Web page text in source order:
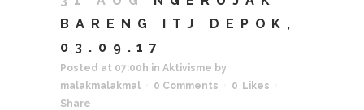
BARENG ITJ DEPOK,
03.09.17
Posted at 07:00h in Aktivisme by
malakmalakmal
0 Comments 0
Likes
Share